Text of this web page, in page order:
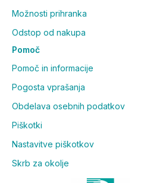
Možnosti prihranka
Odstop od nakupa
Pomoč
Pomoč in informacije
Pogosta vprašanja
Obdelava osebnih podatkov
Piškotki
Nastavitve piškotkov
Skrb za okolje